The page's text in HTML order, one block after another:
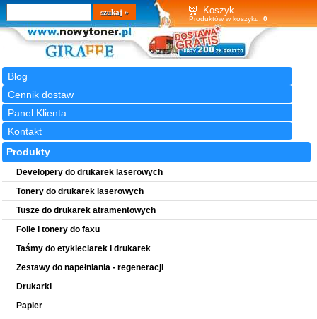
Koszyk
Produktów w koszyku: 0
Blog
Cennik dostaw
Panel Klienta
Kontakt
Wyszukiwarka
szukaj
Produkty
Developery do drukarek laserowych
Tonery do drukarek laserowych
Tusze do drukarek atramentowych
Folie i tonery do faxu
Taśmy do etykieciarek i drukarek
Zestawy do napełniania - regeneracji
Drukarki
Papier